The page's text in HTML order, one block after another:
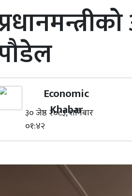
Economic
Khabar
३० जेष्ठ २०८३, शनिबार
०१:४२